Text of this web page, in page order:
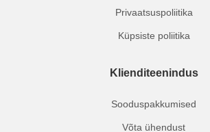
Privaatsuspoliitika
Küpsiste poliitika
Klienditeenindus
Sooduspakkumised
Võta ühendust